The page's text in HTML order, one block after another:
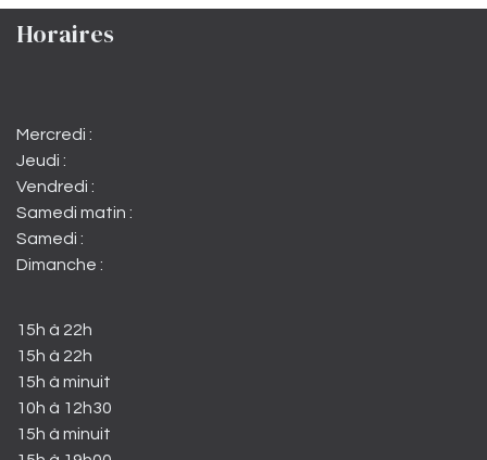
Horaires
Mercredi :
Jeudi :
Vendredi :
Samedi matin :
Samedi :
Dimanche :
15h à 22h
15h à 22h
15h à minuit
10h à 12h30
15h à minuit